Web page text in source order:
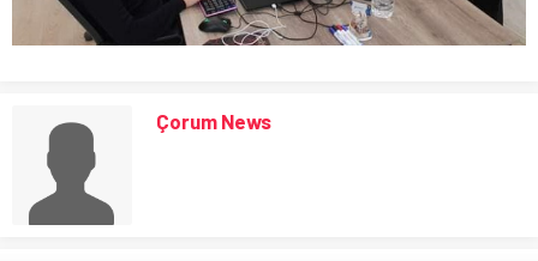
Çorum News